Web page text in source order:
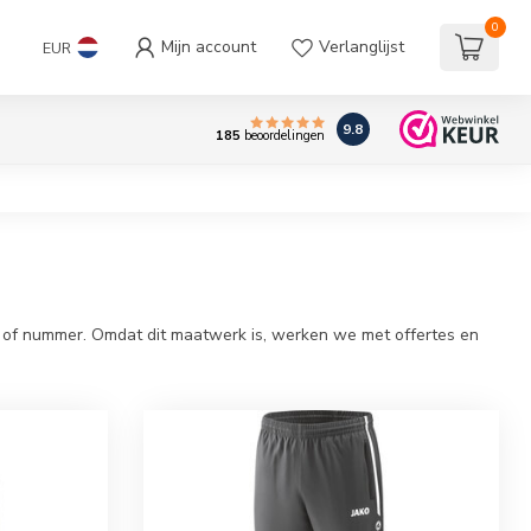
EUR Mijn account Verlanglijst
0
185 beoordelingen 9.8
nummer. Omdat dit maatwerk is, werken we met offertes en